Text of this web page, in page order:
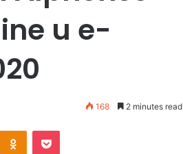
u e-
168 2 minutes read
Odnoklassniki
Pocket